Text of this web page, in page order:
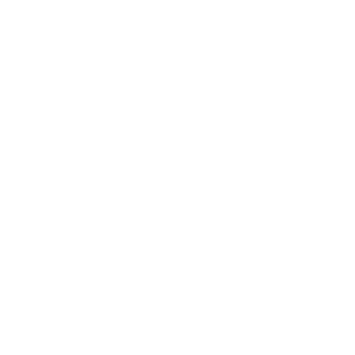
zur Karussell-Navigation springen, indem du die Skip-Links